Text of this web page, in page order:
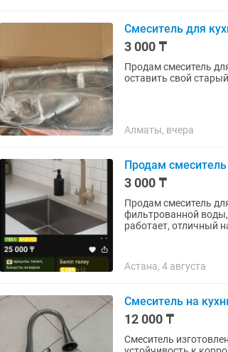
Смеситель для
3 000 ₸
Продам смеситель
оставить свой
Алматы, вчера
Продам
3 000 ₸
Продам смеситель
фильтрованной воды,
работает, отличный
Астана, 4 августа
Смеситель на
12 000 ₸
Смеситель